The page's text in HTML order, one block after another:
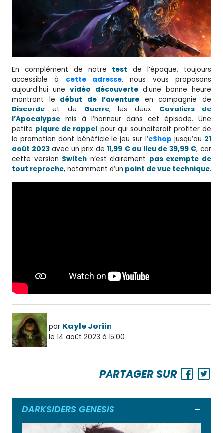
En complément de notre test de l’époque, toujours
accessible à cette adresse, nous vous proposons
aujourd’hui unevidéo découverted’une bonne heure
montrant le début de l’aventureen compagnie de
Discorde et de Guerre, les deux Cavaliers de
l’Apocalypse mis à l’honneur dans cet épisode. Une
petite piqure de rappel pour qui souhaiterait profiter de
la promotion dont bénéficie le jeu sur l’eShop jusqu’au 21
août 2023avec un prix de11,99 € au lieu de 39,99 €, car
cette version Switch n’est clairement pas exempte de
tout reproche, notamment d’un point de vue technique.
par Kayle Joriin
le 14 août 2023 à 15:00
PARTAGER SUR
DARKSIDERS GENESIS